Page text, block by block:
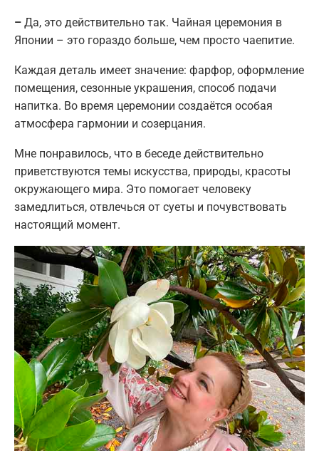
– Да, это действительно так. Чайная церемония в
Японии – это гораздо больше, чем просто чаепитие.
Каждая деталь имеет значение: фарфор, оформление
помещения, сезонные украшения, способ подачи
напитка. Во время церемонии создаётся особая
атмосфера гармонии и созерцания.
Мне понравилось, что в беседе действительно
приветствуются темы искусства, природы, красоты
окружающего мира. Это помогает человеку
замедлиться, отвлечься от суеты и почувствовать
настоящий момент.